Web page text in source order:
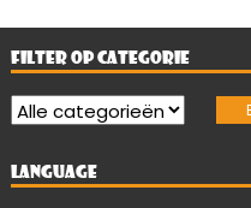
FILTER OP CATEGORIE
LANGUAGE